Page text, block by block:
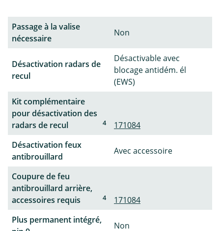
Passage à la valise
nécessaire
Non
Désactivation radars de
recul
Désactivable avec
blocage antidém. él
(EWS)
Kit complémentaire
pour désactivation des
radars de recul
4
171084
Désactivation feux
antibrouillard
Avec accessoire
Coupure de feu
antibrouillard arrière,
accessoires requis
4
171084
Plus permanent intégré,
Non